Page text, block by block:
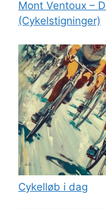
Mont Ventoux –
(Cykelstigninger)
Cykelløb i dag